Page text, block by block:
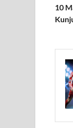
10